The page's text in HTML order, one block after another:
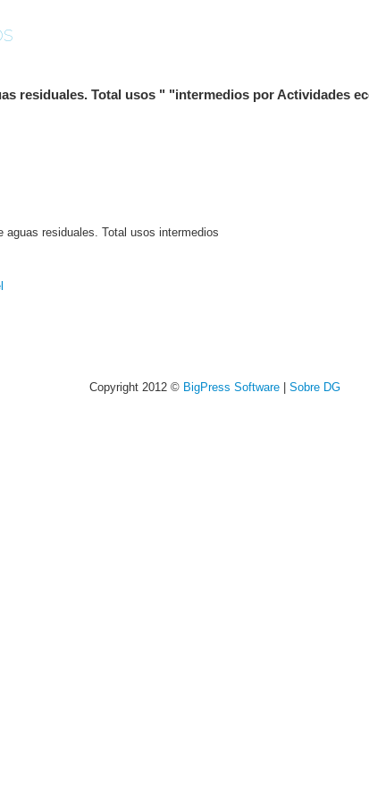
residuales. Total usos " "intermedios por Actividades
residuales. Total usos intermedios
Copyright 2012 © BigPress Software| Sobre DG